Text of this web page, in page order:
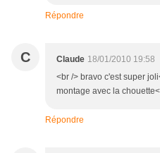
Répondre
C Claude 18/01/2010 19:58
<br /> bravo c'est super
montage avec la
Répondre